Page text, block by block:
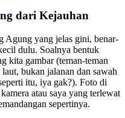
dari Kejauhan
Agung yang jelas gini, benar-
dulu. Soalnya bentuk
kita gambar (teman-teman
laut, bukan jalanan dan sawah
itu, iya gak?). Foto di
atau saya yang terlewat
sepertinya.